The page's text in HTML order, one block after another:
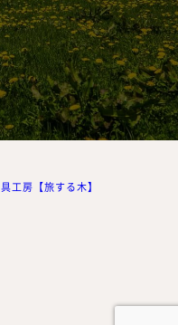
工房【旅する木】